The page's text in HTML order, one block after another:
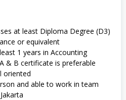
at least Diploma Degree (D3)
or equivalent
1 years in Accounting
& B certificate is preferable
oriented
and able to work in team